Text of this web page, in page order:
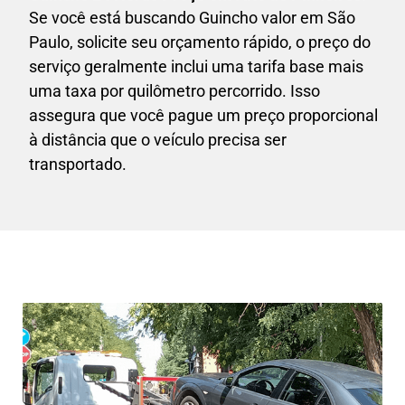
Se você está buscando Guincho valor em São
Paulo, solicite seu orçamento rápido, o preço do
serviço geralmente inclui uma tarifa base mais
uma taxa por quilômetro percorrido. Isso
assegura que você pague um preço proporcional
à distância que o veículo precisa ser
transportado.